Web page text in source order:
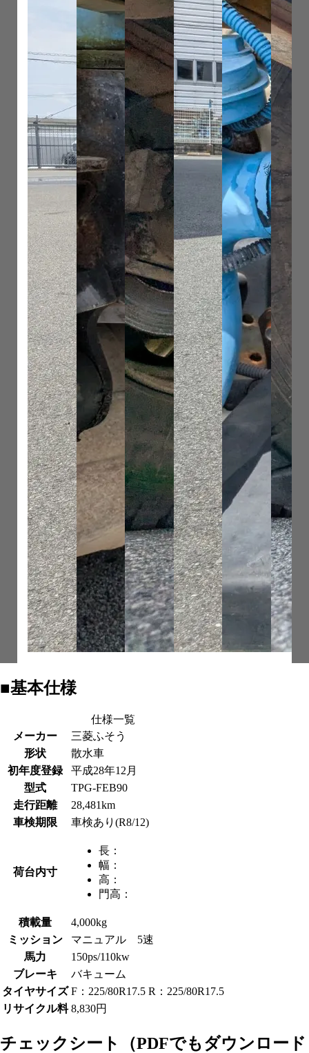
■基本仕様
仕様一覧
メーカー
三菱ふそう
形状
散水車
初年度登録
平成28年12月
型式
TPG-FEB90
走行距離
28,481km
車検期限
車検あり(R8/12)
荷台内寸
長：
幅：
高：
門高：
積載量
4,000kg
ミッション
マニュアル 5速
馬力
150ps/110kw
ブレーキ
バキューム
タイヤサイズ F：225/80R17.5 R：225/80R17.5
リサイクル料 8,830円
チェックシート
（PDFでもダウンロード